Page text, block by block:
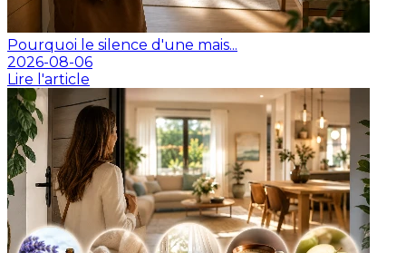
Pourquoi le silence d'une mais...
2026-08-06
Lire l'article